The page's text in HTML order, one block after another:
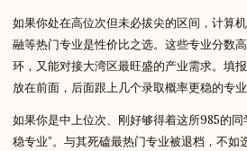
如果你处在高位次但未必拔尖的区间，计算
融等热门专业是性价比之选。这些专业分数
环，又能对接大湾区最旺盛的产业需求。填
放在前面，后面跟上几个录取概率更稳的专
如果你是中上位次、刚好够得着这所985的同
稳专业”。与其死磕最热门专业被退档，不如